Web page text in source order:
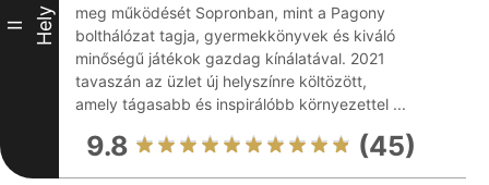
II Hely
meg működését Sopronban, mint a Pagony
bolthálózat tagja, gyermekkönyvek és kiváló
minőségű játékok gazdag kínálatával. 2021
tavaszán az üzlet új helyszínre költözött,
amely tágasabb és inspirálóbb környezettel ...
9.8 (45)